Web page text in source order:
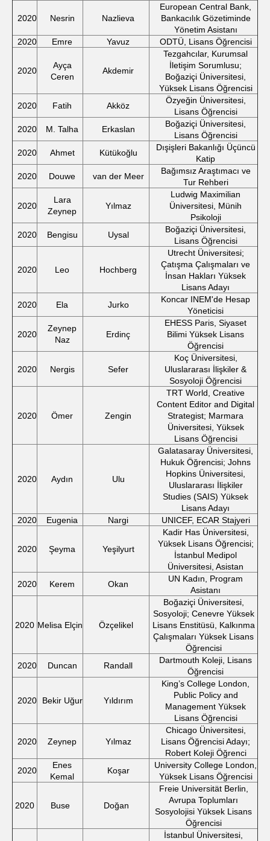
2020 Nesrin Nazlieva
European Central Bank,
Bankacılık Gözetiminde
Yönetim Asistanı
2020
Emre Yavuz ODTÜ, Lisans Öğrencisi
2020
Ayça
Ceren
Akdemir
Tezgahcılar, Kurumsal
İletişim Sorumlusu;
Boğaziçi Üniversitesi,
Yüksek Lisans Öğrencisi
2020
Fatih Akköz
Özyeğin Üniversitesi,
Lisans Öğrencisi
2020
M. Talha Erkaslan
Boğaziçi Üniversitesi,
Lisans Öğrencisi
2020
Ahmet Kütükoğlu
Dışişleri Bakanlığı Üçüncü
Katip
2020
Douwe van der Meer
Bağımsız Araştımacı ve
Tur Rehberi
2020
Lara
Zeynep
Yılmaz
Ludwig Maximilian
Üniversitesi, Münih
Psikoloji
2020
Bengisu Uysal
Boğaziçi Üniversitesi,
Lisans Öğrencisi
2020 Leo Hochberg
Utrecht Üniversitesi;
Çatışma Çalışmaları ve
İnsan Hakları Yüksek
Lisans Adayı
2020
Ela Jurko
Koncar INEM'de Hesap
Yöneticisi
2020
Zeynep
Naz
Erdinç
EHESS Paris, Siyaset
Bilimi Yüksek Lisans
Öğrencisi
2020 Nergis Sefer
Koç Üniversitesi,
Uluslararası İlişkiler &
Sosyoloji Öğrencisi
2020 Ömer Zengin
TRT World, Creative
Content Editor and Digital
Strategist; Marmara
Üniversitesi, Yüksek
Lisans Öğrencisi
2020 Aydın Ulu
Galatasaray Üniversitesi,
Hukuk Öğrencisi; Johns
Hopkins Üniversitesi,
Uluslararası İlişkiler
Studies (SAIS) Yüksek
Lisans Adayı
2020
Eugenia Nargi UNICEF, ECAR Stajyeri
2020 Şeyma Yeşilyurt
Kadir Has Üniversitesi,
Yüksek Lisans Öğrencisi;
İstanbul Medipol
Üniversitesi, Asistan
2020
Kerem Okan
UN Kadın, Program
Asistanı
2020 Melisa Elçin Özçelikel
Boğaziçi Üniversitesi,
Sosyoloji; Cenevre Yüksek
Lisans Enstitüsü, Kalkınma
Çalışmaları Yüksek Lisans
Öğrencisi
2020
Duncan Randall
Dartmouth Koleji, Lisans
Öğrencisi
2020 Bekir Uğur Yıldırım
King’s College London,
Public Policy and
Management Yüksek
Lisans Öğrencisi
2020 Zeynep Yılmaz
Chicago Üniversitesi,
Lisans Öğrencisi Adayı;
Robert Koleji Öğrenci
2020
Enes
Kemal
Koşar
University College London,
Yüksek Lisans Öğrencisi
2020 Buse Doğan
Freie Universität Berlin,
Avrupa Toplumları
Sosyolojisi Yüksek Lisans
Öğrencisi
İstanbul Üniversitesi,